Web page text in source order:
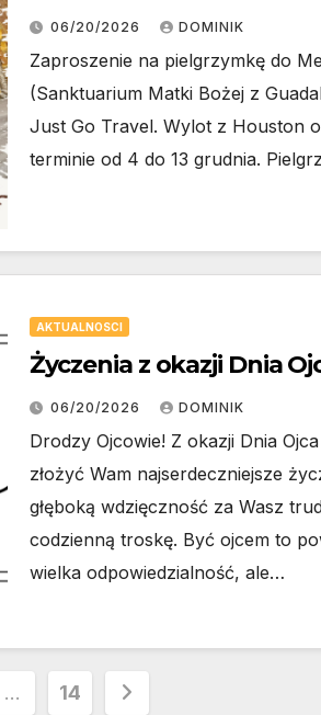
06/20/2026 DOMINIK
Zaproszenie na pielgrzymkę do
(Sanktuarium Matki Bożej z
Just Go Travel. Wylot z Houston
terminie od 4 do 13 grudnia.
AKTUALNOSCI
Życzenia z okazji Dnia
06/20/2026 DOMINIK
Drodzy Ojcowie! Z okazji Dnia
złożyć Wam najserdeczniejsze
głęboką wdzięczność za Wasz
codzienną troskę. Być ojcem to
wielka odpowiedzialność, ale…
… 14